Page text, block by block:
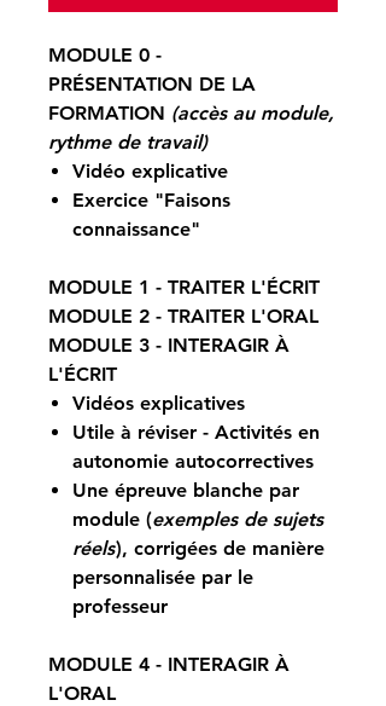
MODULE 0 -
PRÉSENTATION DE LA
FORMATION (accès au module,
rythme de travail)
Vidéo explicative
Exercice "Faisons
connaissance"
MODULE 1 - TRAITER L'ÉCRIT
MODULE 2 - TRAITER L'ORAL
MODULE 3 - INTERAGIR À
L'ÉCRIT
Vidéos explicatives
Utile à réviser - Activités en
autonomie autocorrectives
Une épreuve blanche par
module (exemples de sujets
réels), corrigées de manière
personnalisée par le
professeur
MODULE 4 - INTERAGIR À
L'ORAL